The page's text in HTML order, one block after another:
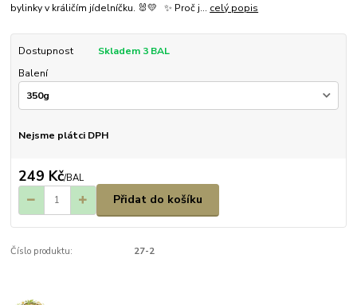
bylinky v králičím jídelníčku. 🐰💛 ✨ Proč j... celý popis
Dostupnost
Skladem 3 BAL
Balení
Nejsme plátci DPH
249 Kč/BAL
Přidat do košíku
Číslo produktu: 27-2